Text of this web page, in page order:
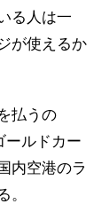
る人は一
が使えるか
払うの
ルドカー
内空港のラ
。